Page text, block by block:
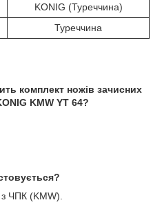
KONIG (Туреччина)
Туреччина
комплект ножів зачисних
KMW YT 64?
ЧПК (KMW).